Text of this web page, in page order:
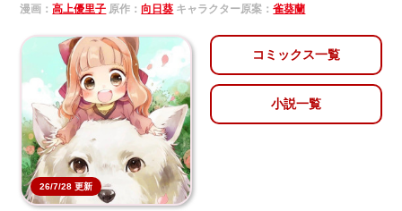
漫画：高上優里子 原作：向日葵 キャラクター原案：雀葵蘭
26/7/28 更新
コミックス一覧
小説一覧